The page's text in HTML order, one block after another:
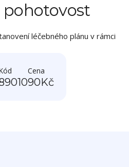
pohotovost
léčebného plánu v rámci
Cena
90Kč